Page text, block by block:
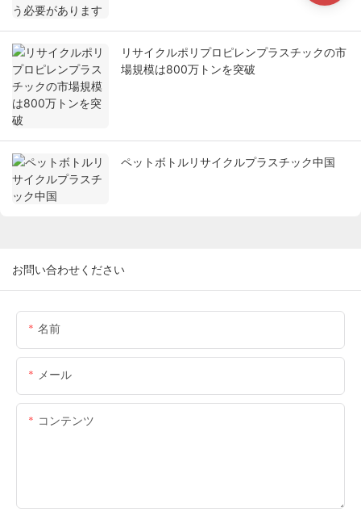
リサイクルポリプロピレンプラスチックの市
場規模は800万トンを突破
ペットボトルリサイクルプラスチック中国
お問い合わせください
名前
メール
コンテンツ